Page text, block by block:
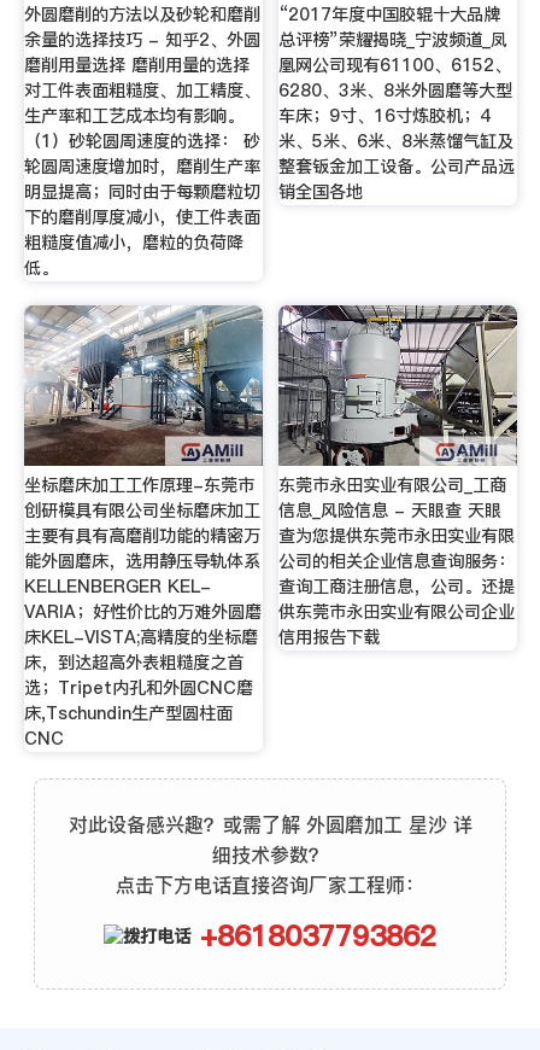
外圆磨削的方法以及砂轮和磨削
余量的选择技巧 - 知乎2、外圆
磨削用量选择 磨削用量的选择
对工件表面粗糙度、加工精度、
生产率和工艺成本均有影响。
（1）砂轮圆周速度的选择： 砂
轮圆周速度增加时，磨削生产率
明显提高；同时由于每颗磨粒切
下的磨削厚度减小，使工件表面
粗糙度值减小，磨粒的负荷降
低。
“2017年度中国胶辊十大品牌
总评榜”荣耀揭晓_宁波频道_凤
凰网公司现有61100、6152、
6280、3米、8米外圆磨等大型
车床；9寸、16寸炼胶机；4
米、5米、6米、8米蒸馏气缸及
整套钣金加工设备。公司产品远
销全国各地
坐标磨床加工工作原理-东莞市
创研模具有限公司坐标磨床加工
主要有具有高磨削功能的精密万
能外圆磨床，选用静压导轨体系
KELLENBERGER KEL-
VARIA；好性价比的万难外圆磨
床KEL-VISTA;高精度的坐标磨
床，到达超高外表粗糙度之首
选；Tripet内孔和外圆CNC磨
床,Tschundin生产型圆柱面
CNC
东莞市永田实业有限公司_工商
信息_风险信息 - 天眼查 天眼
查为您提供东莞市永田实业有限
公司的相关企业信息查询服务：
查询工商注册信息，公司。还提
供东莞市永田实业有限公司企业
信用报告下载
对此设备感兴趣？或需了解 外圆磨加工 星沙 详
细技术参数？
点击下方电话直接咨询厂家工程师：
+8618037793862